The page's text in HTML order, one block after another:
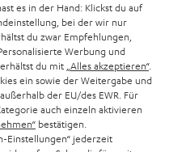
es in der Hand: Klickst du auf
bei der wir nur
du zwar Empfehlungen,
Werbung und
du mit „Alles akzeptieren“.
ein sowie der Weitergabe und
der EU/des EWR. Für
auch einzeln aktivieren
bestätigen.
Einstellungen“ jederzeit